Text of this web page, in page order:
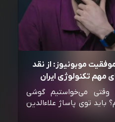
موبونیوز: از نقد
مهم تکنولوژی ایران
وقتی می‌خواستیم گوشی
باید توی پاساژ علاءالدین